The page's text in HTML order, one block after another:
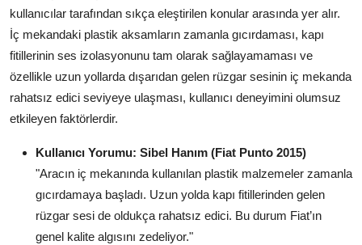
kullanıcılar tarafından sıkça eleştirilen konular arasında yer alır.
İç mekandaki plastik aksamların zamanla gıcırdaması, kapı
fitillerinin ses izolasyonunu tam olarak sağlayamaması ve
özellikle uzun yollarda dışarıdan gelen rüzgar sesinin iç mekanda
rahatsız edici seviyeye ulaşması, kullanıcı deneyimini olumsuz
etkileyen faktörlerdir.
Kullanıcı Yorumu: Sibel Hanım (Fiat Punto 2015)
"Aracın iç mekanında kullanılan plastik malzemeler zamanla
gıcırdamaya başladı. Uzun yolda kapı fitillerinden gelen
rüzgar sesi de oldukça rahatsız edici. Bu durum Fiat’ın
genel kalite algısını zedeliyor."